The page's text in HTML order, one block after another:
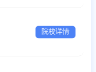
院校详情